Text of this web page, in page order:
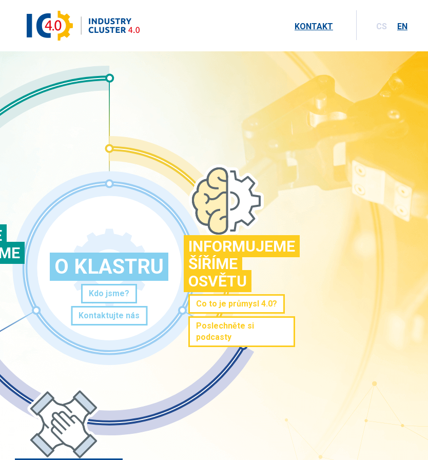
KONTAKT CS EN
INFORMUJEME
ŠÍŘÍME
OSVĚTU
Co to je průmysl 4.0?
Poslechněte si
podcasty
O KLASTRU
Kdo jsme?
Kontaktujte nás